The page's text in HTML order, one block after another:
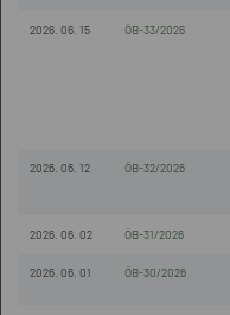
2026. 06. 15 ÖB-33/2026
2026. 06. 12 ÖB-32/2026
2026. 06. 02 ÖB-31/2026
2026. 06. 01 ÖB-30/2026